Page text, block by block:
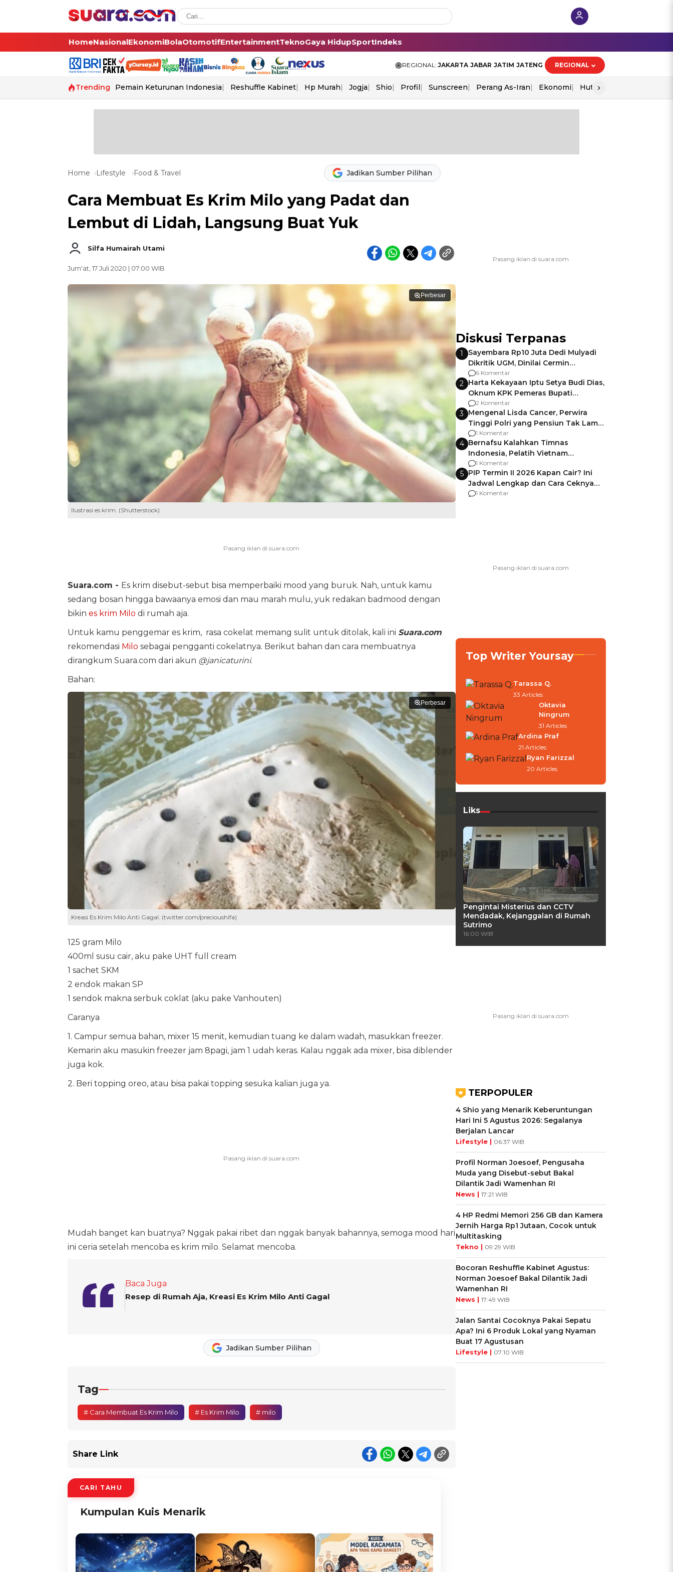
HomeNasionalEkonomiBolaOtomotifEntertainmentTeknoGaya HidupSportIndeks
REGIONAL: JAKARTA JABAR JATIM JATENG REGIONAL
Trending Pemain Keturunan Indonesia Reshuffle Kabinet Hp Murah Jogja Shio Profil Sunscreen Perang As-Iran Ekonomi Hut Ri
›
Home Lifestyle Food & Travel Jadikan Sumber Pilihan
Cara Membuat Es Krim Milo yang Padat dan
Lembut di Lidah, Langsung Buat Yuk
Silfa Humairah Utami
Jum'at, 17 Juli 2020 | 07:00 WIB
Perbesar
Ilustrasi es krim. (Shutterstock)
Suara.com - Es krim disebut-sebut bisa memperbaiki mood yang buruk. Nah, untuk kamu
sedang bosan hingga bawaanya emosi dan mau marah mulu, yuk redakan badmood dengan
bikin es krim Milo di rumah aja.
Untuk kamu penggemar es krim, rasa cokelat memang sulit untuk ditolak, kali ini Suara.com
rekomendasi Milo sebagai pengganti cokelatnya. Berikut bahan dan cara membuatnya
dirangkum Suara.com dari akun @janicaturini.
Bahan:
Perbesar
Kreasi Es Krim Milo Anti Gagal. (twitter.com/precioushifa)
125 gram Milo
400ml susu cair, aku pake UHT full cream
1 sachet SKM
2 endok makan SP
1 sendok makna serbuk coklat (aku pake Vanhouten)
Caranya
1. Campur semua bahan, mixer 15 menit, kemudian tuang ke dalam wadah, masukkan freezer.
Kemarin aku masukin freezer jam 8pagi, jam 1 udah keras. Kalau nggak ada mixer, bisa diblender
juga kok.
2. Beri topping oreo, atau bisa pakai topping sesuka kalian juga ya.
Mudah banget kan buatnya? Nggak pakai ribet dan nggak banyak bahannya, semoga mood hari
ini ceria setelah mencoba es krim milo. Selamat mencoba.
Baca Juga
Resep di Rumah Aja, Kreasi Es Krim Milo Anti Gagal
Jadikan Sumber Pilihan
Tag
# Cara Membuat Es Krim Milo # Es Krim Milo # milo
Share Link
CARI TAHU
Kumpulan Kuis Menarik
Diskusi Terpanas
1
Sayembara Rp10 Juta Dedi Mulyadi
Dikritik UGM, Dinilai Cermin
Gagalnya Negara Jamin Keamanan
6 Komentar
2 Harta Kekayaan Iptu Setya Budi Dias,
Oknum KPK Pemeras Bupati
Pemalang
2 Komentar
3 Mengenal Lisda Cancer, Perwira
Tinggi Polri yang Pensiun Tak Lama
Usai Jadi Brigjen
1 Komentar
4 Bernafsu Kalahkan Timnas
Indonesia, Pelatih Vietnam
Berencana Pakai Jimat di Pakansari
1 Komentar
5 PIP Termin II 2026 Kapan Cair? Ini
Jadwal Lengkap dan Cara Ceknya
agar Dana Tidak Hangus!
1 Komentar
Top Writer Yoursay
Tarassa Q.
33 Articles
Oktavia
Ningrum
31 Articles
Ardina Praf
21 Articles
Ryan Farizzal
20 Articles
Liks
Pengintai Misterius dan CCTV
Mendadak, Kejanggalan di Rumah
Sutrimo
16:00 WIB
TERPOPULER
4 Shio yang Menarik Keberuntungan
Hari Ini 5 Agustus 2026: Segalanya
Berjalan Lancar
Lifestyle | 06:37 WIB
Profil Norman Joesoef, Pengusaha
Muda yang Disebut-sebut Bakal
Dilantik Jadi Wamenhan RI
News | 17:21 WIB
4 HP Redmi Memori 256 GB dan Kamera
Jernih Harga Rp1 Jutaan, Cocok untuk
Multitasking
Tekno | 09:29 WIB
Bocoran Reshuffle Kabinet Agustus:
Norman Joesoef Bakal Dilantik Jadi
Wamenhan RI
News | 17:49 WIB
Jalan Santai Cocoknya Pakai Sepatu
Apa? Ini 6 Produk Lokal yang Nyaman
Buat 17 Agustusan
Lifestyle | 07:10 WIB